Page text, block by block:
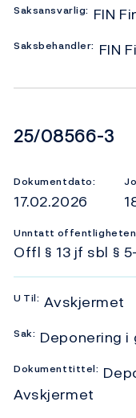
Saksansvarlig: FIN
Saksbehandler: FIN
25/08566-3
Dokumentdato:
17.02.2026
Unntatt
Offl § 13 jf sbl §
U Til: Avskjermet
Sak: Deponering
Dokumenttittel:
Avskjermet